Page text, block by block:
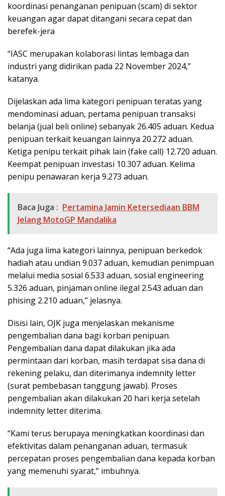
koordinasi penanganan penipuan (scam) di sektor
keuangan agar dapat ditangani secara cepat dan
berefek-jera
“IASC merupakan kolaborasi lintas lembaga dan
industri yang didirikan pada 22 November 2024,”
katanya.
Dijelaskan ada lima kategori penipuan teratas yang
mendominasi aduan, pertama penipuan transaksi
belanja (jual beli online) sebanyak 26.405 aduan. Kedua
penipuan terkait keuangan lainnya 20.272 aduan.
Ketiga penipu terkait pihak lain (fake call) 12.720 aduan.
Keempat penipuan investasi 10.307 aduan. Kelima
penipu penawaran kerja 9.273 aduan.
Baca Juga : Pertamina Jamin Ketersediaan BBM
Jelang MotoGP Mandalika
“Ada juga lima kategori lainnya, penipuan berkedok
hadiah atau undian 9.037 aduan, kemudian penimpuan
melalui media sosial 6.533 aduan, sosial engineering
5.326 aduan, pinjaman online ilegal 2.543 aduan dan
phising 2.210 aduan,” jelasnya.
Disisi lain, OJK juga menjelaskan mekanisme
pengembalian dana bagi korban penipuan.
Pengembalian dana dapat dilakukan jika ada
permintaan dari korban, masih terdapat sisa dana di
rekening pelaku, dan diterimanya indemnity letter
(surat pembebasan tanggung jawab). Proses
pengembalian akan dilakukan 20 hari kerja setelah
indemnity letter diterima.
“Kami terus berupaya meningkatkan koordinasi dan
efektivitas dalam penanganan aduan, termasuk
percepatan proses pengembalian dana kepada korban
yang memenuhi syarat,” imbuhnya.